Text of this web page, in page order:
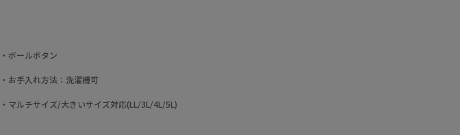
・ボールボタン
・お手入れ方法：洗濯機可
・マルチサイズ/大きいサイズ対応(LL/3L/4L/5L)